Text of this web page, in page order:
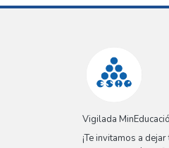
Vigilada
¡Te invitamos a